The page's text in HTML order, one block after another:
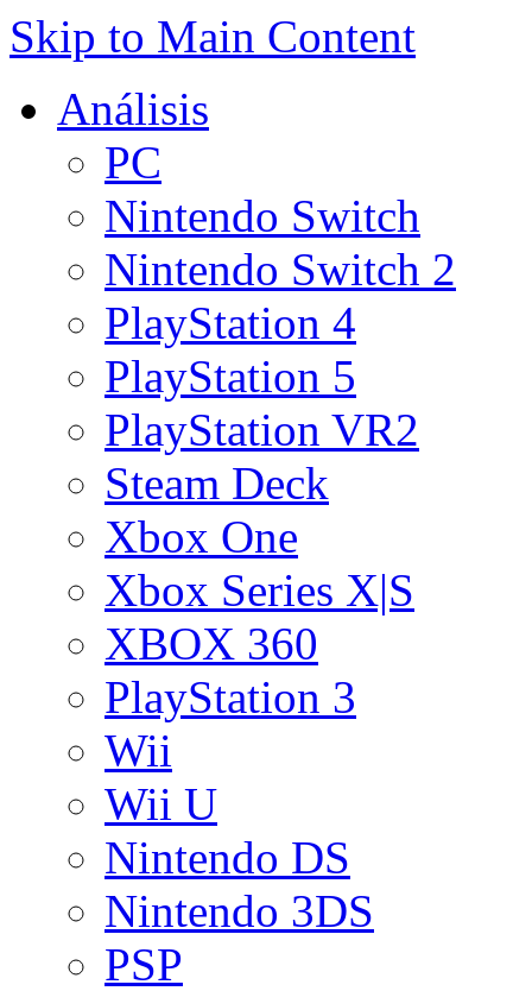
Skip to Main Content
Análisis
PC
Nintendo Switch
Nintendo Switch 2
PlayStation 4
PlayStation 5
PlayStation VR2
Steam Deck
Xbox One
Xbox Series X|S
XBOX 360
PlayStation 3
Wii
Wii U
Nintendo DS
Nintendo 3DS
PSP